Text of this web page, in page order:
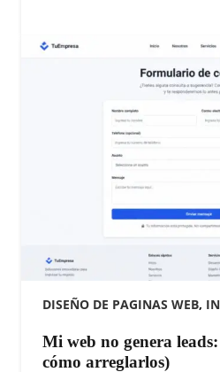
DISEÑO DE PAGINAS WEB,
Mi web no genera
cómo arreglarlos)